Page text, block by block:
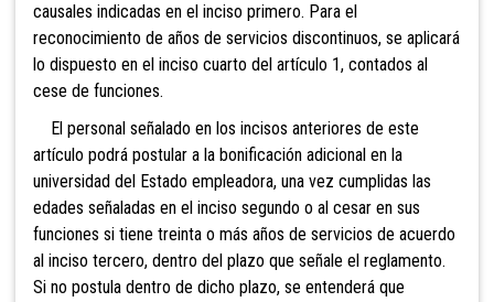
causales indicadas en el inciso primero. Para el
reconocimiento de años de servicios discontinuos, se aplicará
lo dispuesto en el inciso cuarto del artículo 1, contados al
cese de funciones.
El personal señalado en los incisos anteriores de este
artículo podrá postular a la bonificación adicional en la
universidad del Estado empleadora, una vez cumplidas las
edades señaladas en el inciso segundo o al cesar en sus
funciones si tiene treinta o más años de servicios de acuerdo
al inciso tercero, dentro del plazo que señale el reglamento.
Si no postula dentro de dicho plazo, se entenderá que